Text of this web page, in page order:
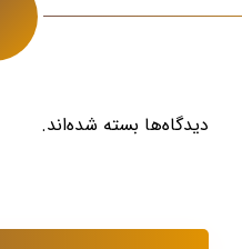
دیدگاه‌ها بسته شده‌اند.